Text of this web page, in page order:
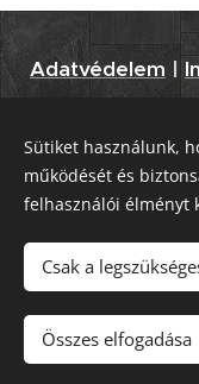
Adatvédelem |
© 2019-2020 Minden
Sütiket használunk,
működését és
felhasználói élményt
Csak a
Összes elfogadása